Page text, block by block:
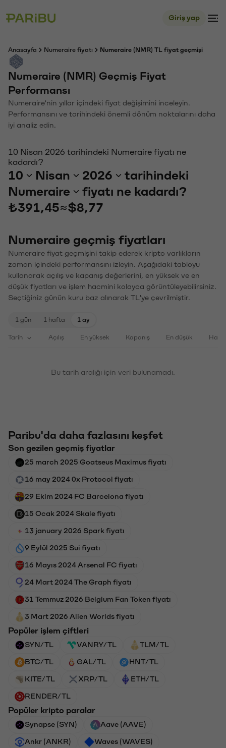
Giriş yap
Anasayfa Numeraire fiyatı Numeraire (NMR) TL fiyat geçmişi
Numeraire (NMR) Geçmiş Fiyat
Performansı
Numeraire'nin yıllar içindeki fiyat değişimini inceleyin.
Performansını ve tarihindeki önemli dönüm noktalarını daha
iyi analiz edin.
10 Nisan 2026 tarihindeki Numeraire fiyatı ne
kadardı?
10 Nisan 2026
tarihindeki
Numeraire
fiyatı ne kadardı?
₺391,45≈$8,77
Numeraire geçmiş fiyatları
Numeraire fiyat geçmişini takip ederek kripto varlıkların
zaman içindeki performansını izleyin. Aşağıdaki tabloyu
kullanarak açılış ve kapanış değerlerini, en yüksek ve en
düşük fiyatları ve işlem hacmini kolayca görüntüleyebilirsiniz.
Seçtiğiniz günün kuru baz alınarak TL'ye çevrilmiştir.
1 gün 1 hafta 1 ay
Tarih Açılış En yüksek Kapanış En düşük
Bu tarih aralığı için veri bulunamadı.
Paribu'da daha fazlasını keşfet
Son gezilen geçmiş fiyatlar
25 march 2025 Goatseus Maximus fiyatı
16 may 2024 0x Protocol fiyatı
29 Ekim 2024 FC Barcelona fiyatı
15 Ocak 2024 Skale fiyatı
13 january 2026 Spark fiyatı
9 Eylül 2025 Sui fiyatı
16 Mayıs 2024 Arsenal FC fiyatı
24 Mart 2024 The Graph fiyatı
31 Temmuz 2026 Belgium Fan Token fiyatı
3 Mart 2026 Alien Worlds fiyatı
Popüler işlem çiftleri
SYN/TL VANRY/TL TLM/TL
BTC/TL GAL/TL HNT/TL
KITE/TL XRP/TL ETH/TL
RENDER/TL
Popüler kripto paralar
Synapse (SYN) Aave (AAVE)
Ankr (ANKR) Waves (WAVES)